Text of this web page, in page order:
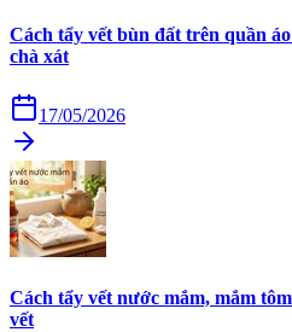
Cách tẩy vết bùn đất trên quần
chà xát
17/05/2026
Cách tẩy vết nước mắm, mắm
vết